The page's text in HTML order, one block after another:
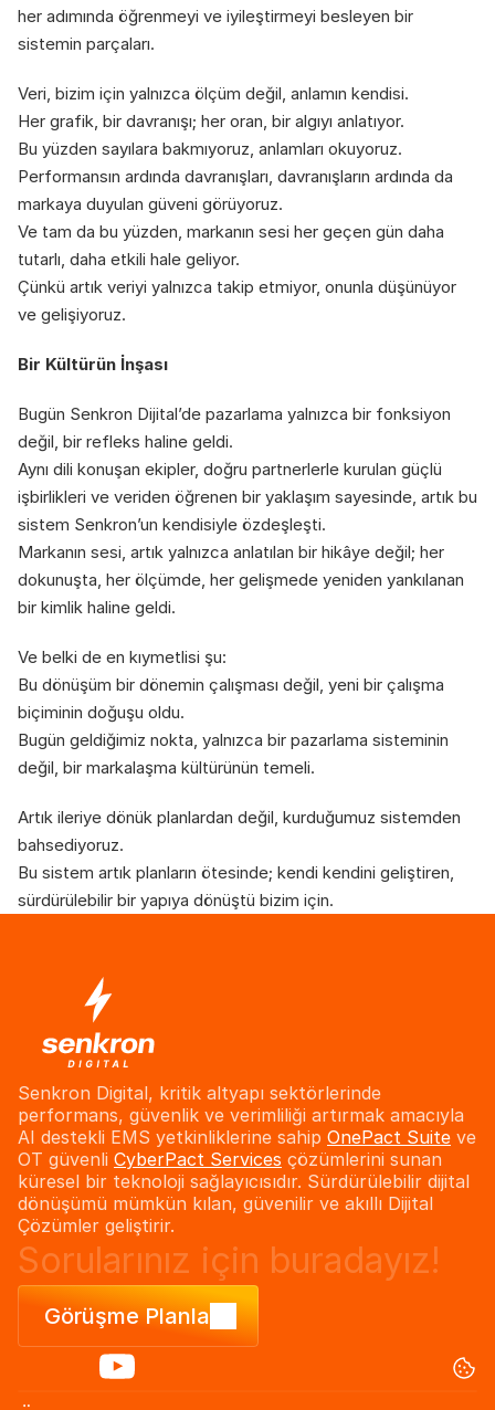
her adımında öğrenmeyi ve iyileştirmeyi besleyen bir
sistemin parçaları.
Veri, bizim için yalnızca ölçüm değil, anlamın kendisi.
Her grafik, bir davranışı; her oran, bir algıyı anlatıyor.
Bu yüzden sayılara bakmıyoruz, anlamları okuyoruz.
Performansın ardında davranışları, davranışların ardında da
markaya duyulan güveni görüyoruz.
Ve tam da bu yüzden, markanın sesi her geçen gün daha
tutarlı, daha etkili hale geliyor.
Çünkü artık veriyi yalnızca takip etmiyor, onunla düşünüyor
ve gelişiyoruz.
Bir Kültürün İnşası
Bugün Senkron Dijital’de pazarlama yalnızca bir fonksiyon
değil, bir refleks haline geldi.
Aynı dili konuşan ekipler, doğru partnerlerle kurulan güçlü
işbirlikleri ve veriden öğrenen bir yaklaşım sayesinde, artık bu
sistem Senkron’un kendisiyle özdeşleşti.
Markanın sesi, artık yalnızca anlatılan bir hikâye değil; her
dokunuşta, her ölçümde, her gelişmede yeniden yankılanan
bir kimlik haline geldi.
Ve belki de en kıymetlisi şu:
Bu dönüşüm bir dönemin çalışması değil, yeni bir çalışma
biçiminin doğuşu oldu.
Bugün geldiğimiz nokta, yalnızca bir pazarlama sisteminin
değil, bir markalaşma kültürünün temeli.
Artık ileriye dönük planlardan değil, kurduğumuz sistemden
bahsediyoruz.
Bu sistem artık planların ötesinde; kendi kendini geliştiren,
sürdürülebilir bir yapıya dönüştü bizim için.
Senkron Digital, kritik altyapı sektörlerinde
performans, güvenlik ve verimliliği artırmak amacıyla
AI destekli EMS yetkinliklerine sahip OnePact Suite ve
OT güvenli CyberPact Services çözümlerini sunan
küresel bir teknoloji sağlayıcısıdır. Sürdürülebilir dijital
dönüşümü mümkün kılan, güvenilir ve akıllı Dijital
Çözümler geliştirir.
Sorularınız için buradayız!
Sorularınız için buradayız!
Görüşme Planla